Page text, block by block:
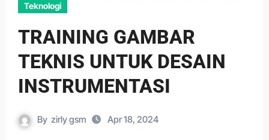
Teknologi
TRAINING GAMBAR
TEKNIS UNTUK DESAIN
INSTRUMENTASI
By zirly gsm Apr 18, 2024